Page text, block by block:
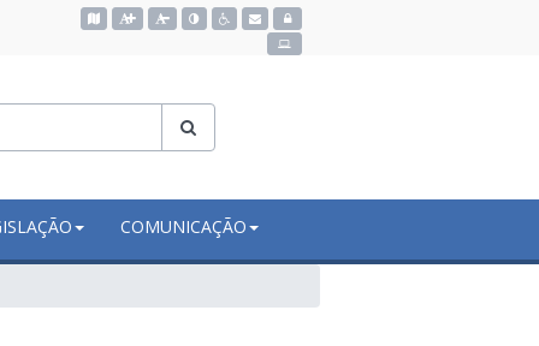
Acessar o mapa do site
COMUNICAÇÃO